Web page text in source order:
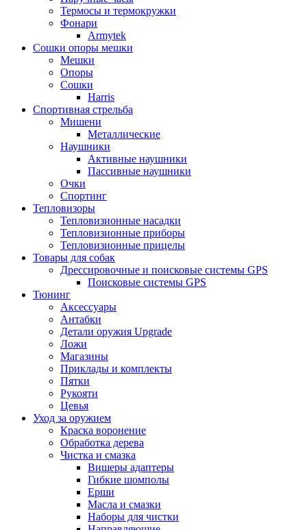
Термосы и термокружки
Фонари
Armytek
Сошки опоры мешки
Мешки
Опоры
Сошки
Harris
Спортивная стрельба
Мишени
Металлические
Наушники
Активные наушники
Пассивные наушники
Очки
Спортинг
Тепловизоры
Тепловизионные насадки
Тепловизионные приборы
Тепловизионные прицелы
Товары для собак
Дрессировочные и поисковые системы GPS
Поисковые системы GPS
Тюнинг
Аксессуары
Антабки
Детали оружия Upgrade
Ложи
Магазины
Приклады и комплекты
Пятки
Рукояти
Цевья
Уход за оружием
Краска воронение
Обработка дерева
Чистка и смазка
Вишеры адаптеры
Гибкие шомполы
Ерши
Масла и смазки
Наборы для чистки